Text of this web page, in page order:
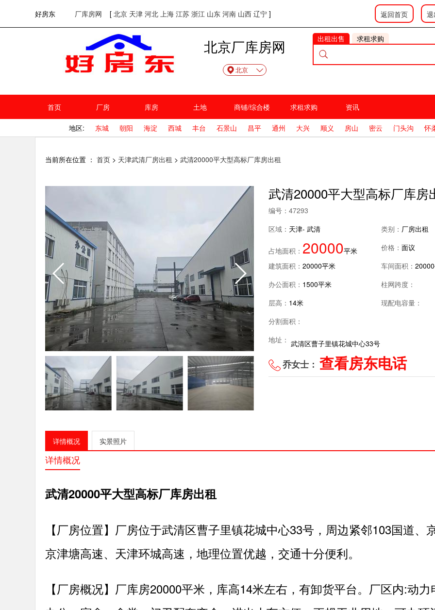
好房东 厂库房网 [ 北京 天津 河北 上海 江苏 浙江 山东 河南 山西 辽宁 ] 返回首页
欢迎访问好房东！网站首页
北京厂库房网
北京
出租出售 求租求购
首页 厂房 库房 土地 商铺/综合楼 求租求购 资讯
地区: 东城 朝阳 海淀 西城 丰台 石景山 昌平 通州 大兴 顺义 房山 密云 门头沟 怀
当前所在位置 ： 首页 > 天津武清厂房出租 > 武清20000平大型高标厂库房出租
武清20000平大型高标厂库房
编号： 47293
区域： 天津- 武清 类别： 厂房出租
占地面积： 20000平米 价格： 面议
建筑面积： 20000平米 车间面积：
办公面积： 1500平米
柱网跨度：
层高： 14米
现配电容量：
分割面积：
地址： 武清区曹子里镇花城中心33号
乔女士： 查看房东电话
详情概况 实景照片
详情概况
武清20000平大型高标厂库房出租
【厂房位置】厂房位于武清区曹子里镇花城中心33号，周边紧邻103国道、
京津塘高速、天津环城高速，地理位置优越，交通十分便利。
【厂房概况】厂库房20000平米，库高14米左右，有卸货平台。厂区内:动